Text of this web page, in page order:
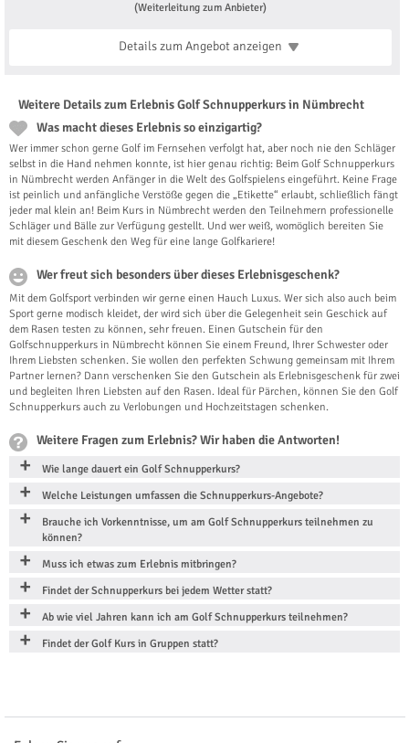
(Weiterleitung zum Anbieter)
Details zum Angebotanzeigen
Weitere Details zum Erlebnis Golf Schnupperkurs in Nümbrecht
Was macht dieses Erlebnis so einzigartig?
Wer immer schon gerne Golf im Fernsehen verfolgt hat, aber noch nie den Schläger
selbst in die Hand nehmen konnte, ist hier genau richtig: Beim Golf Schnupperkurs
in Nümbrecht werden Anfänger in die Welt des Golfspielens eingeführt. Keine Frage
ist peinlich und anfängliche Verstöße gegen die „Etikette“ erlaubt, schließlich fängt
jeder mal klein an! Beim Kurs in Nümbrecht werden den Teilnehmern professionelle
Schläger und Bälle zur Verfügung gestellt. Und wer weiß, womöglich bereiten Sie
mit diesem Geschenk den Weg für eine lange Golfkariere!
Wer freut sich besonders über dieses Erlebnisgeschenk?
Mit dem Golfsport verbinden wir gerne einen Hauch Luxus. Wer sich also auch beim
Sport gerne modisch kleidet, der wird sich über die Gelegenheit sein Geschick auf
dem Rasen testen zu können, sehr freuen. Einen Gutschein für den
Golfschnupperkurs in Nümbrecht können Sie einem Freund, Ihrer Schwester oder
Ihrem Liebsten schenken. Sie wollen den perfekten Schwung gemeinsam mit Ihrem
Partner lernen? Dann verschenken Sie den Gutschein als Erlebnisgeschenk für zwei
und begleiten Ihren Liebsten auf den Rasen. Ideal für Pärchen, können Sie den Golf
Schnupperkurs auch zu Verlobungen und Hochzeitstagen schenken.
Weitere Fragen zum Erlebnis? Wir haben die Antworten!
Wie lange dauert ein Golf Schnupperkurs?
Welche Leistungen umfassen die Schnupperkurs-Angebote?
Brauche ich Vorkenntnisse, um am Golf Schnupperkurs teilnehmen zu
können?
Muss ich etwas zum Erlebnis mitbringen?
Findet der Schnupperkurs bei jedem Wetter statt?
Ab wie viel Jahren kann ich am Golf Schnupperkurs teilnehmen?
Findet der Golf Kurs in Gruppen statt?